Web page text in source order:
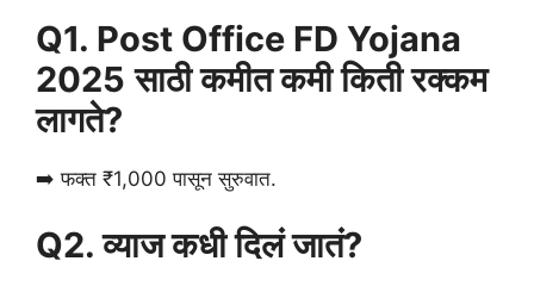
Q1. Post Office FD Yojana
2025 साठी कमीत कमी किती रक्कम
लागते?
➡️ फक्त ₹1,000 पासून सुरुवात.
Q2. व्याज कधी दिलं जातं?